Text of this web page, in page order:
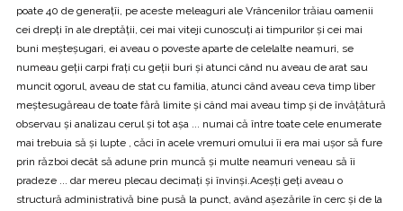
poate 40 de generațîi, pe aceste meleaguri ale Vrâncenilor trăiau oamenii
cei drepți în ale dreptății, cei mai viteji cunoscuți ai timpurilor și cei mai
buni meșteșugari, ei aveau o poveste aparte de celelalte neamuri, se
numeau geții carpi frați cu geții buri și atunci când nu aveau de arat sau
muncit ogorul, aveau de stat cu familia, atunci când aveau ceva timp liber
meștesugăreau de toate fără limite și când mai aveau timp și de învățătură
observau și analizau cerul și tot așa ... numai că între toate cele enumerate
mai trebuia să și lupte , căci în acele vremuri omului îi era mai ușor să fure
prin război decât să adune prin muncă și multe neamuri veneau să îi
pradeze ... dar mereu plecau decimați și învinși.Aceșți geți aveau o
structură administrativă bine pusă la punct, având așezările în cerc și de la